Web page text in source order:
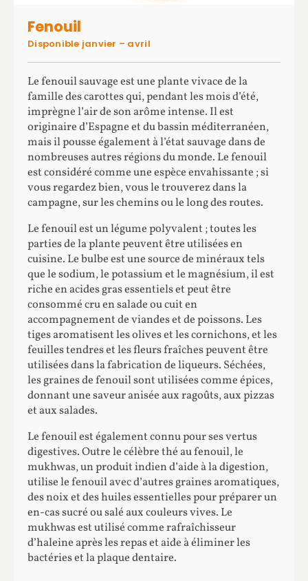
Fenouil
Disponible janvier – avril
Le fenouil sauvage est une plante vivace de la
famille des carottes qui, pendant les mois d’été,
imprègne l’air de son arôme intense. Il est
originaire d’Espagne et du bassin méditerranéen,
mais il pousse également à l’état sauvage dans de
nombreuses autres régions du monde. Le fenouil
est considéré comme une espèce envahissante ; si
vous regardez bien, vous le trouverez dans la
campagne, sur les chemins ou le long des routes.
Le fenouil est un légume polyvalent ; toutes les
parties de la plante peuvent être utilisées en
cuisine. Le bulbe est une source de minéraux tels
que le sodium, le potassium et le magnésium, il est
riche en acides gras essentiels et peut être
consommé cru en salade ou cuit en
accompagnement de viandes et de poissons. Les
tiges aromatisent les olives et les cornichons, et les
feuilles tendres et les fleurs fraîches peuvent être
utilisées dans la fabrication de liqueurs. Séchées,
les graines de fenouil sont utilisées comme épices,
donnant une saveur anisée aux ragoûts, aux pizzas
et aux salades.
Le fenouil est également connu pour ses vertus
digestives. Outre le célèbre thé au fenouil, le
mukhwas, un produit indien d’aide à la digestion,
utilise le fenouil avec d’autres graines aromatiques,
des noix et des huiles essentielles pour préparer un
en-cas sucré ou salé aux couleurs vives. Le
mukhwas est utilisé comme rafraîchisseur
d’haleine après les repas et aide à éliminer les
bactéries et la plaque dentaire.